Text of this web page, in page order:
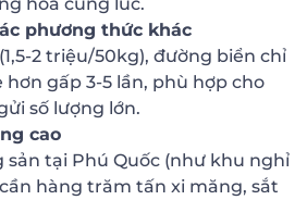
phương thức khác
2 triệu/50kg), đường biển chỉ
gấp 3-5 lần, phù hợp cho
số lượng lớn.
cao
sản tại Phú Quốc (như khu nghỉ
hàng trăm tấn xi măng, sắt